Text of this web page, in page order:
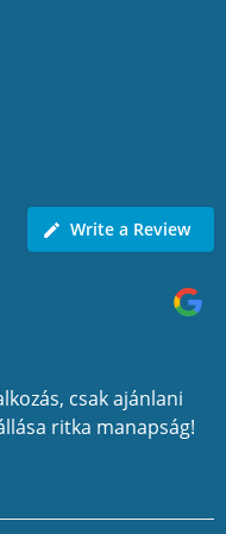
Write a Review
csak ajánlani
ritka manapság!